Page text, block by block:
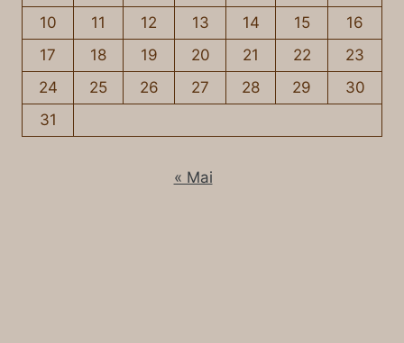
10
11 12 13 14 15
16
17
18 19 20 21 22
23
24
25 26 27 28 29
30
31
« Mai